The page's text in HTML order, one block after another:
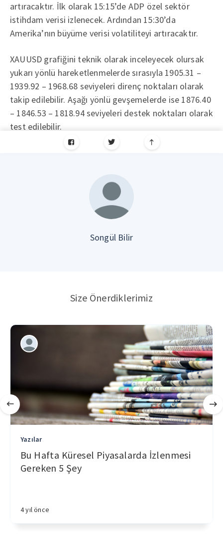
artıracaktır. İlk olarak 15:15’de ADP özel sektör
istihdam verisi izlenecek. Ardından 15:30’da
Amerika’nın büyüme verisi volatiliteyi artıracaktır.
XAUUSD grafiğini teknik olarak inceleyecek olursak
yukarı yönlü hareketlenmelerde sırasıyla 1905.31 –
1939.92 – 1968.68 seviyeleri direnç noktaları olarak
takip edilebilir. Aşağı yönlü gevşemelerde ise 1876.40
– 1846.53 – 1818.94 seviyeleri destek noktaları olarak
test edilebilir.
Songül Bilir
Size Önerdiklerimiz
Yazılar
Bu Hafta Küresel Piyasalarda İzlenmesi
Gereken 5 Şey
4 yıl önce